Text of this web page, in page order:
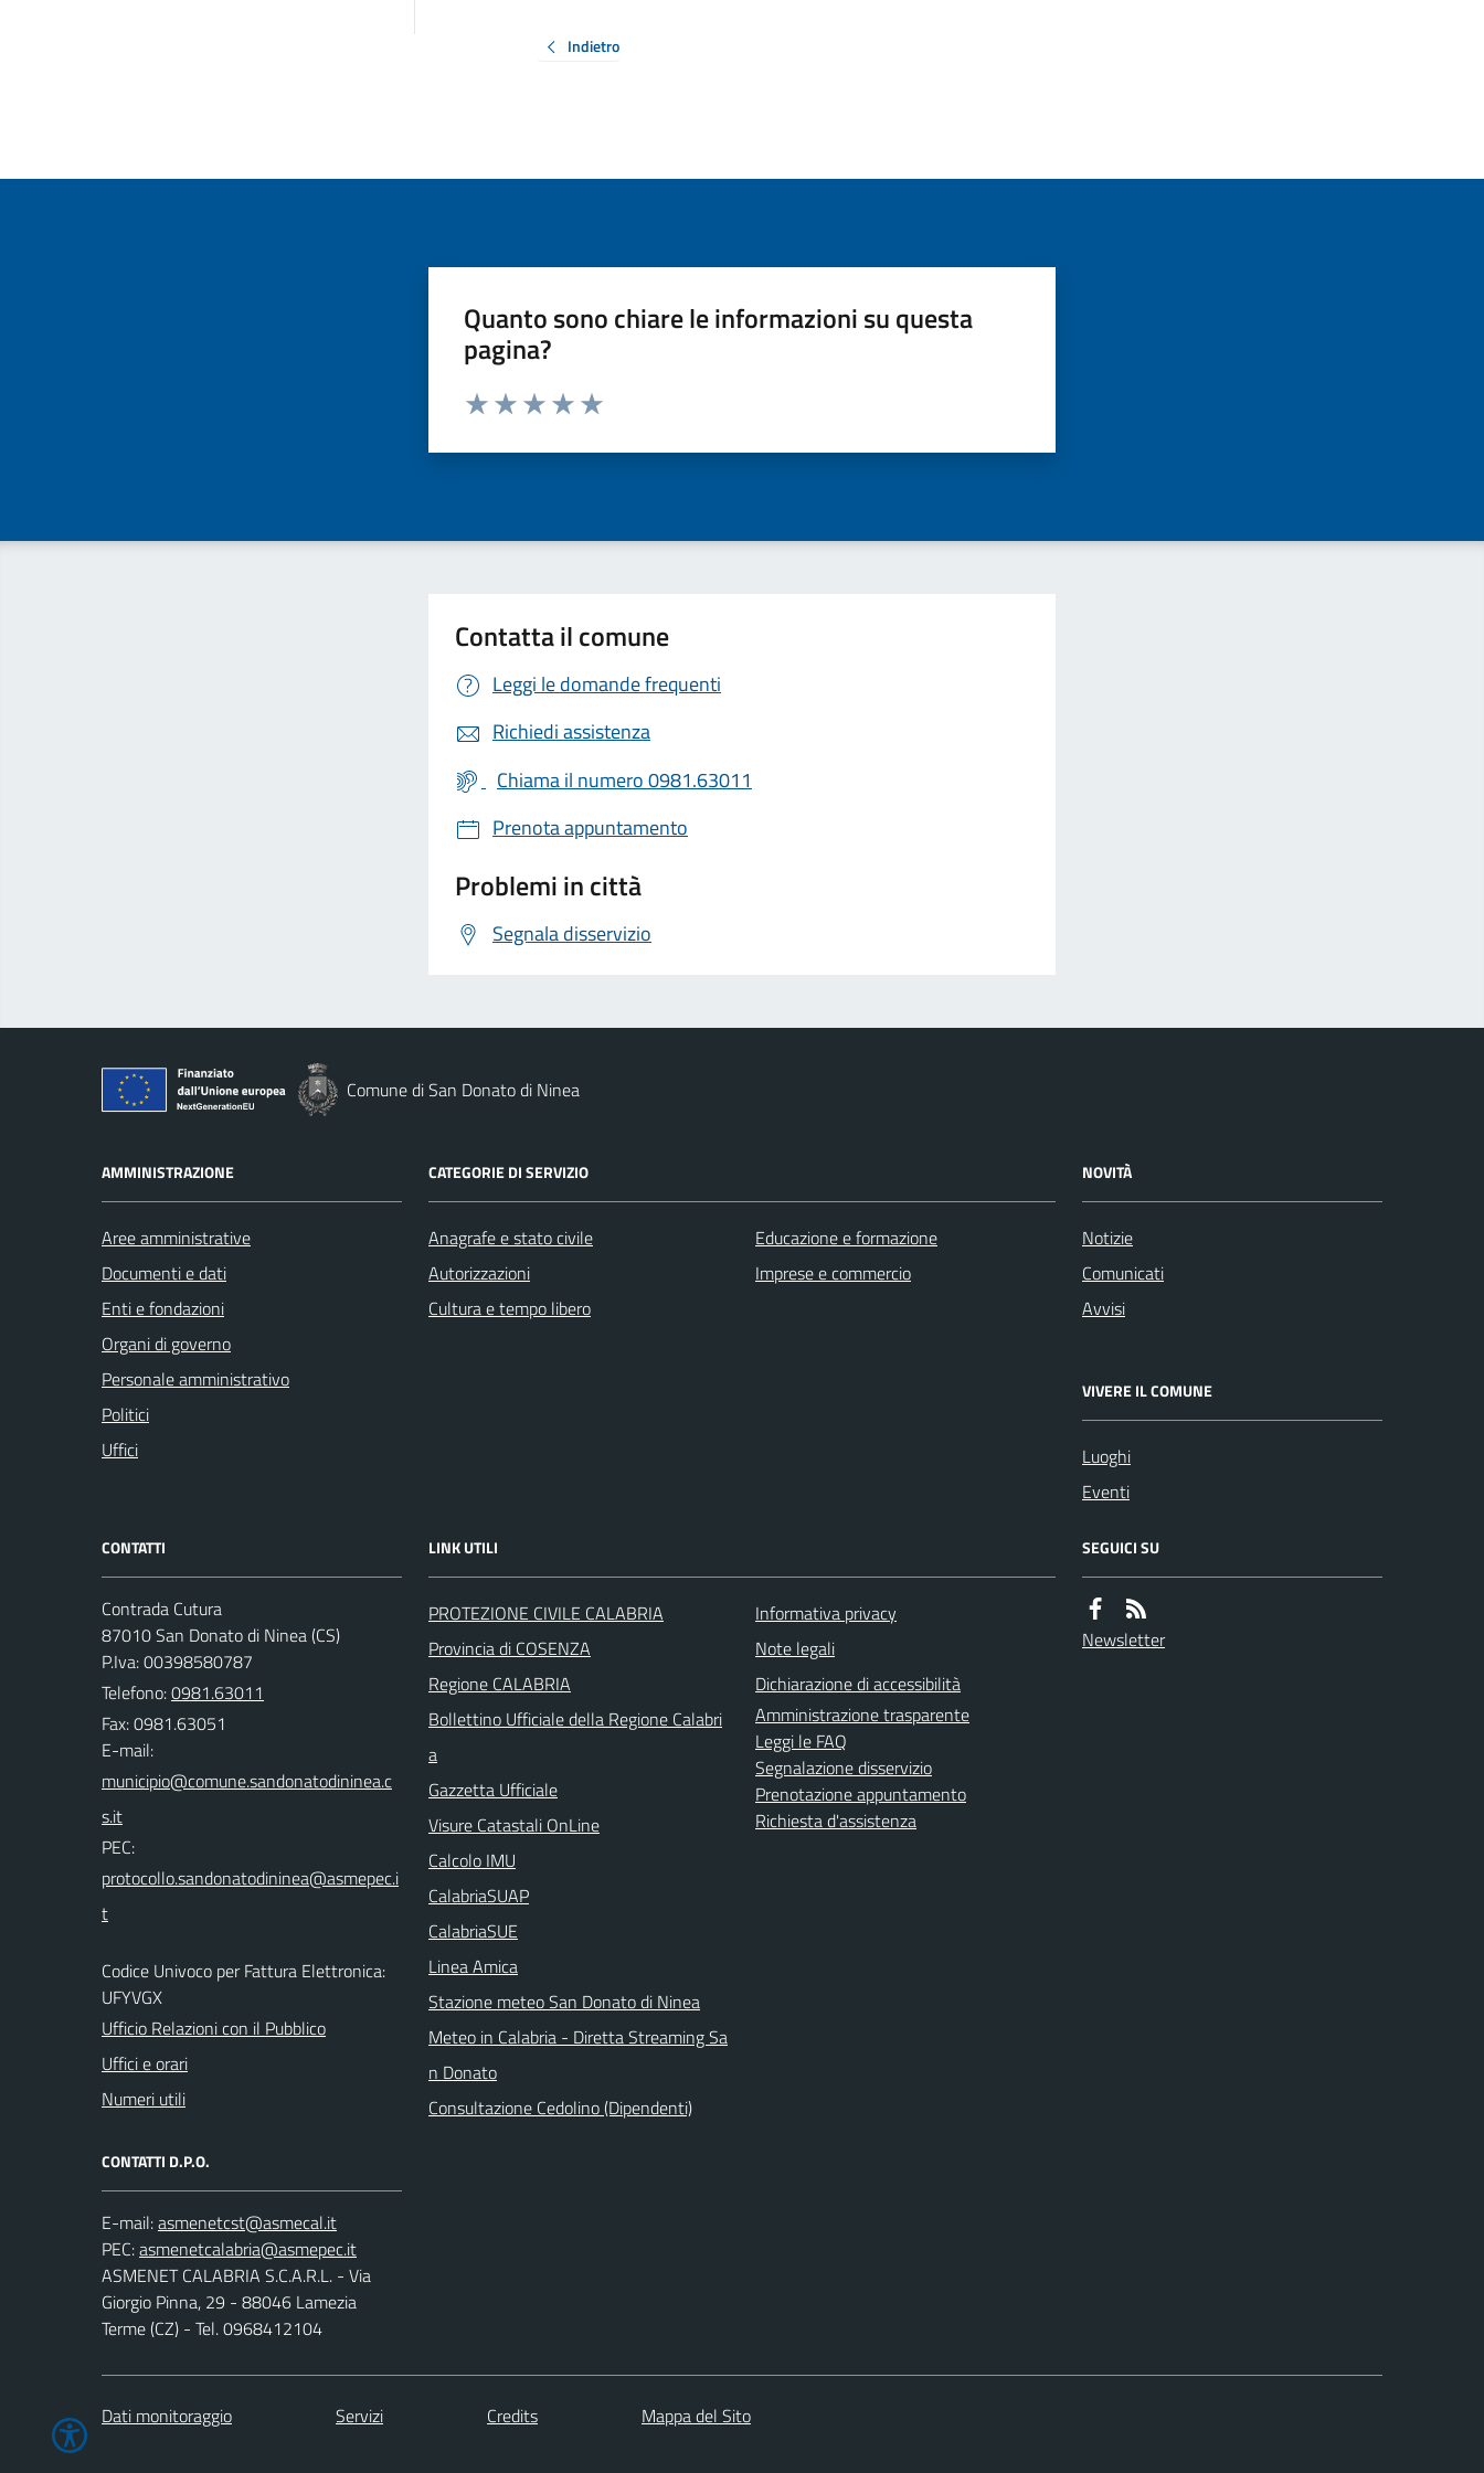
Indietro
Quanto sono chiare le informazioni su questa
pagina?
Valuta da 1 a 5 stelle la pagina
Contatta il comune
Leggi le domande frequenti
Richiedi assistenza
Chiama il numero 0981.63011
Prenota appuntamento
Problemi in città
Segnala disservizio
Comune di San Donato di Ninea
AMMINISTRAZIONE
Aree amministrative
Documenti e dati
Enti e fondazioni
Organi di governo
Personale amministrativo
Politici
Uffici
CATEGORIE DI SERVIZIO
Anagrafe e stato civile
Autorizzazioni
Cultura e tempo libero
Educazione e formazione
Imprese e commercio
NOVITÀ
Notizie
Comunicati
Avvisi
VIVERE IL COMUNE
Luoghi
Eventi
CONTATTI
Contrada Cutura
87010 San Donato di Ninea (CS)
P.Iva: 00398580787
Telefono:0981.63011
Fax: 0981.63051
E-mail:
PEC:
Codice Univoco per Fattura Elettronica:
UFYVGX
Ufficio Relazioni con il Pubblico
Uffici e orari
Numeri utili
CONTATTI D.P.O.
E-mail:
PEC:
ASMENET CALABRIA S.C.A.R.L. - Via
Giorgio Pinna, 29 - 88046 Lamezia
Terme (CZ) - Tel. 0968412104
LINK UTILI
PROTEZIONE CIVILE CALABRIA
Provincia di COSENZA
Regione CALABRIA
Bollettino Ufficiale della Regione Calabri
a
Gazzetta Ufficiale
Visure Catastali OnLine
Calcolo IMU
CalabriaSUAP
CalabriaSUE
Linea Amica
Stazione meteo San Donato di Ninea
Meteo in Calabria - Diretta Streaming Sa
n Donato
Consultazione Cedolino (Dipendenti)
Informativa privacy
Note legali
Dichiarazione di accessibilità
Amministrazione trasparente
Leggi le FAQ
Segnalazione disservizio
Prenotazione appuntamento
Richiesta d'assistenza
SEGUICI SU
Newsletter
Dati monitoraggio Servizi Credits Mappa del Sito